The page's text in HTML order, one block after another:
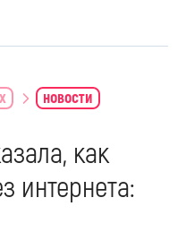
новости
как
интернета: